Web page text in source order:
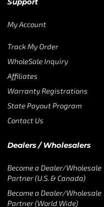
My Account
Track My Order
WholeSale Inquiry
Affiliates
Warranty Registrations
State Payout Program
Contact Us
Dealers / Wholesalers
Become a Dealer/Wholesale
Partner (U.S. & Canada)
Become a Dealer/Wholesale
Partner (World Wide)